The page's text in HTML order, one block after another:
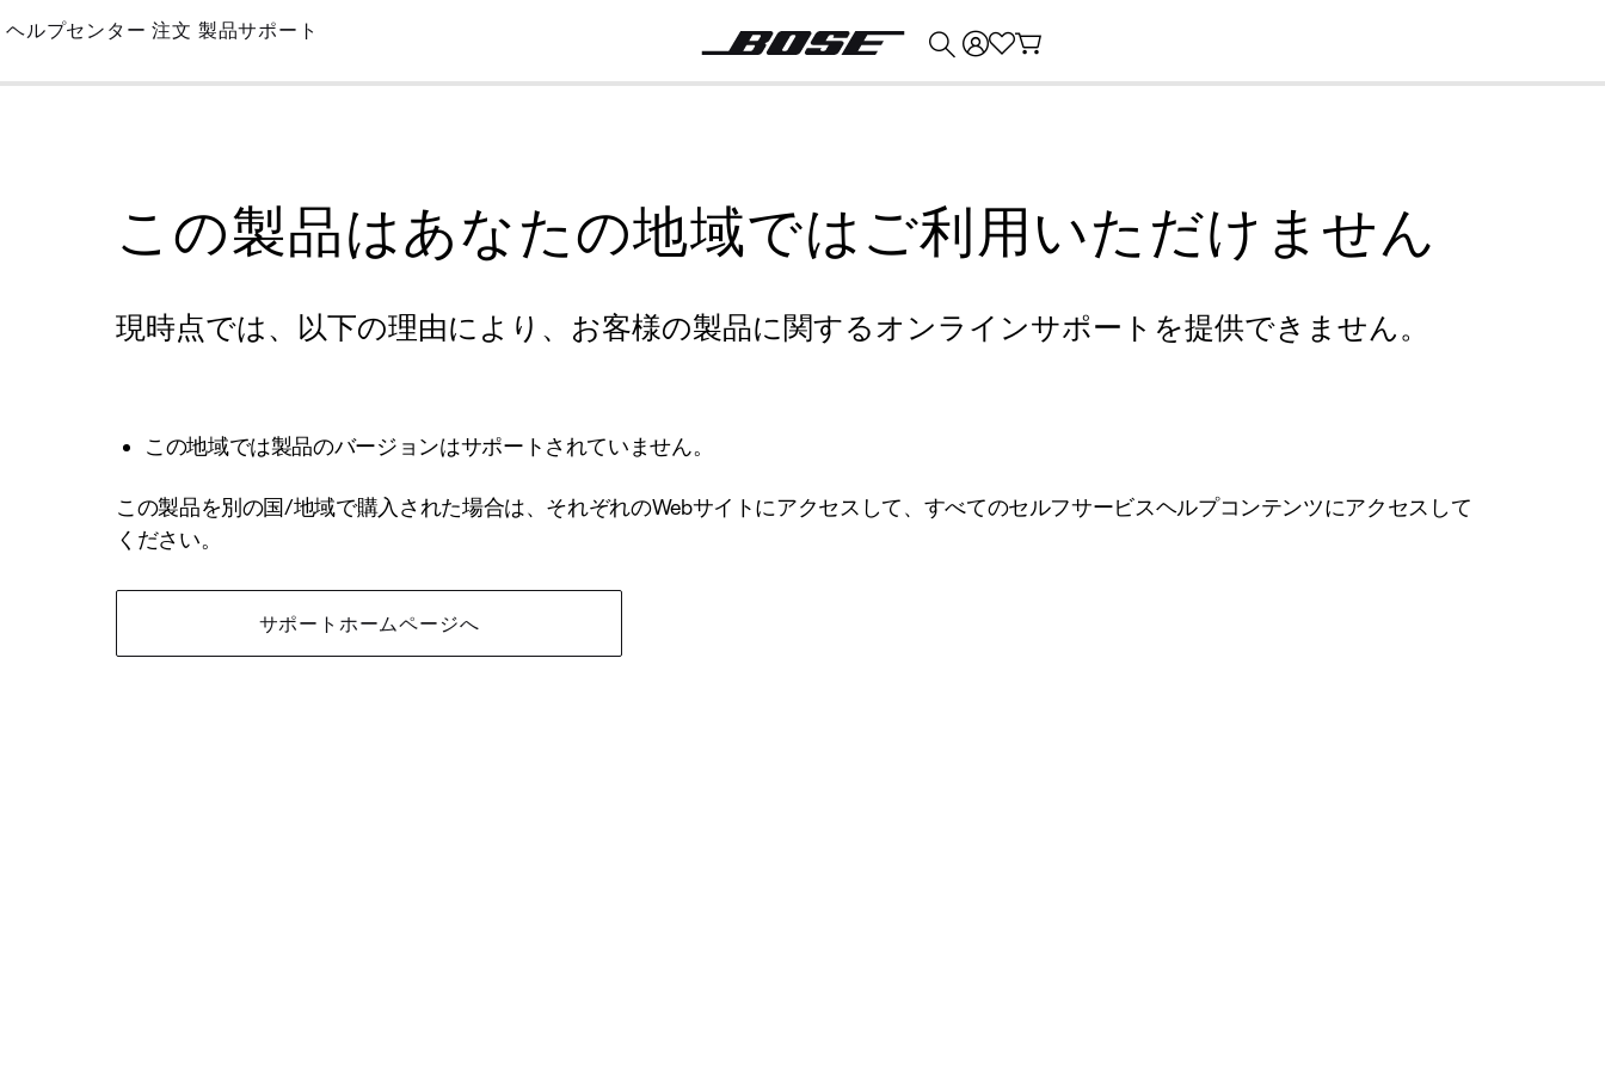
Skip
Main
ヘルプセンター 注文 製品サポート
この製品はあなたの地域ではご利用いただけません
現時点では、以下の理由により、お客様の製品に関するオンラインサポートを提供できません。
この地域では製品のバージョンはサポートされていません。
この製品を別の国/地域で購入された場合は、それぞれのWebサイトにアクセスして、すべてのセルフサービスヘルプコンテンツにアクセスして
ください。
サポートホームページへ